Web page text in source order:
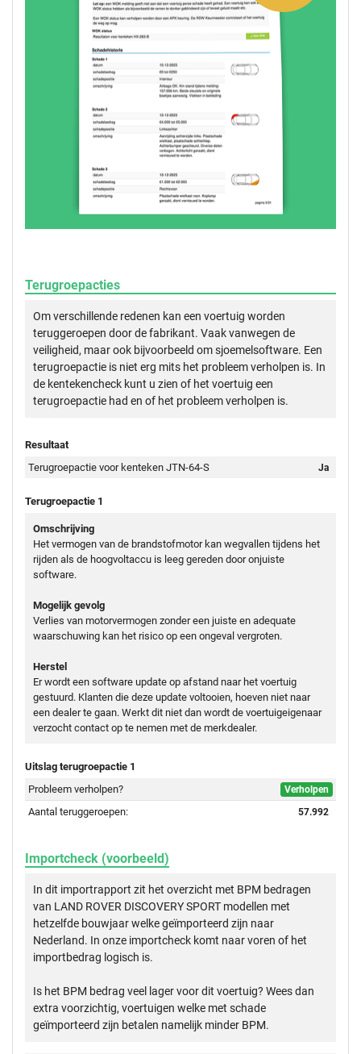
Terugroepacties
Om verschillende redenen kan een voertuig worden
teruggeroepen door de fabrikant. Vaak vanwegen de
veiligheid, maar ook bijvoorbeeld om sjoemelsoftware. Een
terugroepactie is niet erg mits het probleem verholpen is. In
de kentekencheck kunt u zien of het voertuig een
terugroepactie had en of het probleem verholpen is.
Resultaat
Terugroepactie voor kenteken JTN-64-S
Ja
Terugroepactie 1
Omschrijving
Het vermogen van de brandstofmotor kan wegvallen tijdens het
rijden als de hoogvoltaccu is leeg gereden door onjuiste
software.
Mogelijk gevolg
Verlies van motorvermogen zonder een juiste en adequate
waarschuwing kan het risico op een ongeval vergroten.
Herstel
Er wordt een software update op afstand naar het voertuig
gestuurd. Klanten die deze update voltooien, hoeven niet naar
een dealer te gaan. Werkt dit niet dan wordt de voertuigeigenaar
verzocht contact op te nemen met de merkdealer.
Uitslag terugroepactie 1
Probleem verholpen?
Verholpen
Aantal teruggeroepen: 57.992
Importcheck (voorbeeld)
In dit importrapport zit het overzicht met BPM bedragen
van LAND ROVER DISCOVERY SPORT modellen met
hetzelfde bouwjaar welke geïmporteerd zijn naar
Nederland. In onze importcheck komt naar voren of het
importbedrag logisch is.
Is het BPM bedrag veel lager voor dit voertuig? Wees dan
extra voorzichtig, voertuigen welke met schade
geïmporteerd zijn betalen namelijk minder BPM.